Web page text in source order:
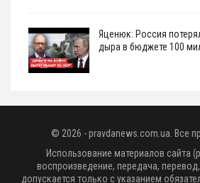
Яценюк: Россия
дыра в бюджете 100
© 2026 - pravdanews.com.ua. Все
Использование материалов сайта
воспроизведение, передача,
допускается только с указанием